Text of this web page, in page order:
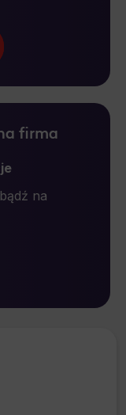
technologies allow us to measure the
most appropriate.
firma
na